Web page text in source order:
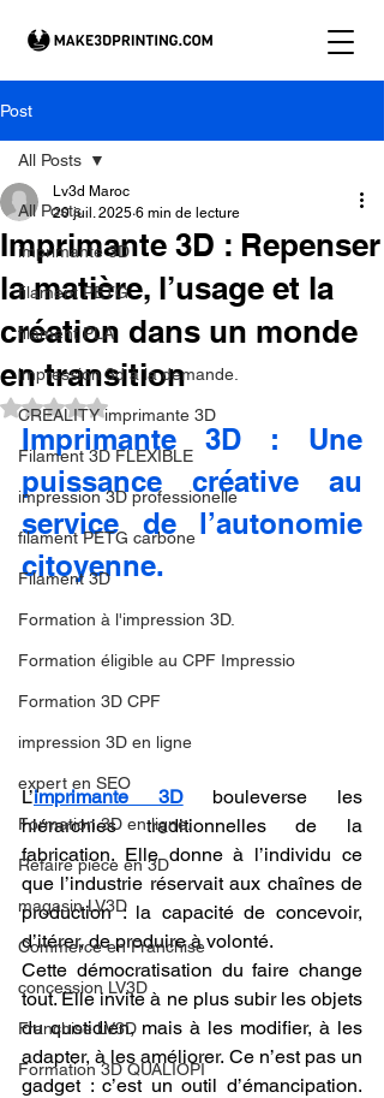
Post
All Posts
imprimante 3D
filament PETG
filament PLA
impression 3d à la demande.
CREALITY imprimante 3D
Filament 3D FLEXIBLE
impression 3D professionelle
filament PETG carbone
Filament 3D
Formation à l'impression 3D.
Formation éligible au CPF Impressio
Formation 3D CPF
impression 3D en ligne
expert en SEO
Formation 3D en ligne.
Refaire piece en 3D
magasin LV3D
Commerce en Franchise
concession LV3D
Franchise LV3D
Formation 3D QUALIOPI
All Posts
Imprimante 3D : Repenser
la matière, l’usage et la
création dans un monde
en transition
Lv3d Maroc
20 juil. 2025 6 min de lecture
Noté NaN étoiles sur 5.
Imprimante 3D : Une
puissance créative au
service de l’autonomie
citoyenne.
L’imprimante 3D bouleverse les
hiérarchies traditionnelles de la
fabrication. Elle donne à l’individu ce
que l’industrie réservait aux chaînes de
production : la capacité de concevoir,
d’itérer, de produire à volonté.
Cette démocratisation du faire change
tout. Elle invite à ne plus subir les objets
du quotidien, mais à les modifier, à les
adapter, à les améliorer. Ce n’est pas un
gadget : c’est un outil d’émancipation.